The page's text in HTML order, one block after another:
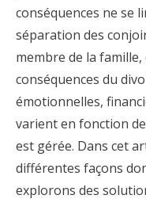
conséquences ne se
séparation des
membre de la
conséquences du
émotionnelles,
varient en fonction
est gérée. Dans cet
différentes façons
explorons des